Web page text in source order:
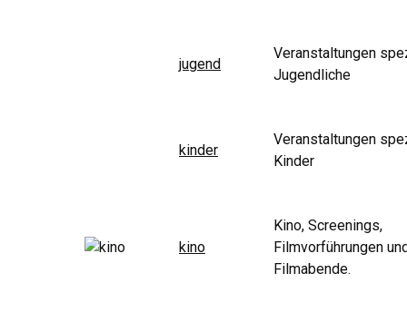
jugend
Veranstaltungen
Jugendliche
kinder
Veranstaltungen
Kinder
kino
Kino, Screenings,
Filmvorführungen
Filmabende.